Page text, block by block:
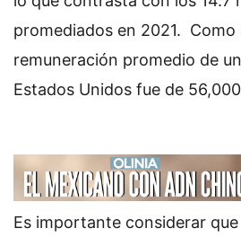
promediados en 2021. Como
remuneración promedio de
Estados Unidos fue de
Es importante considerar